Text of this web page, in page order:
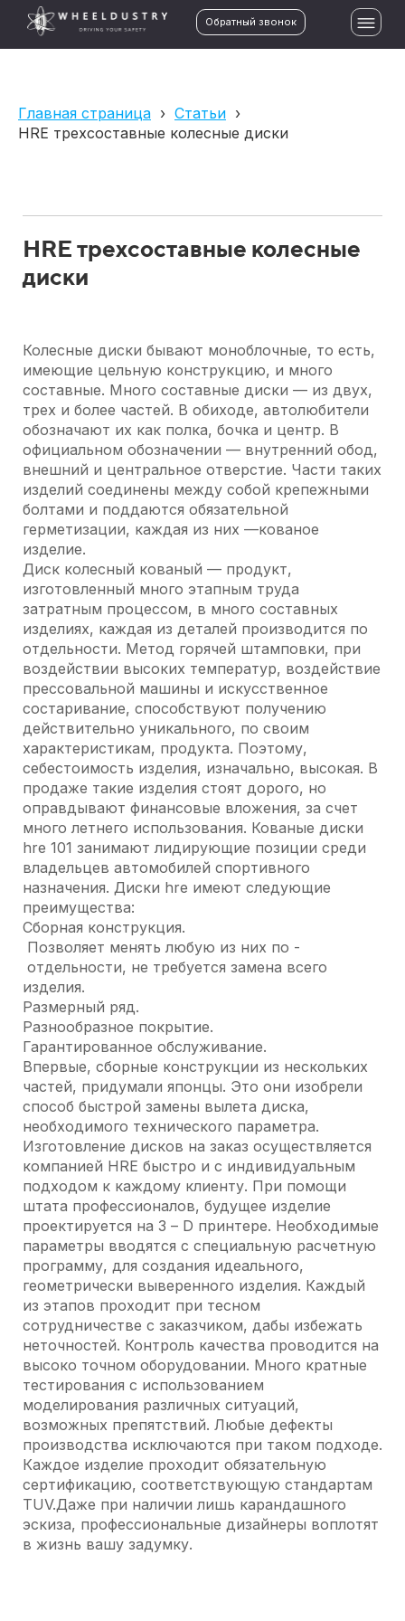
Обратный звонок
Главная страница › Статьи ›
HRE трехсоставные колесные диски
HRE трехсоставные колесные
диски
Колесные диски бывают моноблочные, то есть,
имеющие цельную конструкцию, и много
составные. Много составные диски — из двух,
трех и более частей. В обиходе, автолюбители
обозначают их как полка, бочка и центр. В
официальном обозначении — внутренний обод,
внешний и центральное отверстие. Части таких
изделий соединены между собой крепежными
болтами и поддаются обязательной
герметизации, каждая из них —кованое
изделие.
Диск колесный кованый — продукт,
изготовленный много этапным труда
затратным процессом, в много составных
изделиях, каждая из деталей производится по
отдельности. Метод горячей штамповки, при
воздействии высоких температур, воздействие
прессовальной машины и искусственное
состаривание, способствуют получению
действительно уникального, по своим
характеристикам, продукта. Поэтому,
себестоимость изделия, изначально, высокая. В
продаже такие изделия стоят дорого, но
оправдывают финансовые вложения, за счет
много летнего использования. Кованые диски
hre 101 занимают лидирующие позиции среди
владельцев автомобилей спортивного
назначения. Диски hre имеют следующие
преимущества:
Сборная конструкция.
Позволяет менять любую из них по -
отдельности, не требуется замена всего
изделия.
Размерный ряд.
Разнообразное покрытие.
Гарантированное обслуживание.
Впервые, сборные конструкции из нескольких
частей, придумали японцы. Это они изобрели
способ быстрой замены вылета диска,
необходимого технического параметра.
Изготовление дисков на заказ осуществляется
компанией HRE быстро и с индивидуальным
подходом к каждому клиенту. При помощи
штата профессионалов, будущее изделие
проектируется на 3 – D принтере. Необходимые
параметры вводятся с специальную расчетную
программу, для создания идеального,
геометрически выверенного изделия. Каждый
из этапов проходит при тесном
сотрудничестве с заказчиком, дабы избежать
неточностей. Контроль качества проводится на
высоко точном оборудовании. Много кратные
тестирования с использованием
моделирования различных ситуаций,
возможных препятствий. Любые дефекты
производства исключаются при таком подходе.
Каждое изделие проходит обязательную
сертификацию, соответствующую стандартам
TUV.Даже при наличии лишь карандашного
эскиза, профессиональные дизайнеры воплотят
в жизнь вашу задумку.